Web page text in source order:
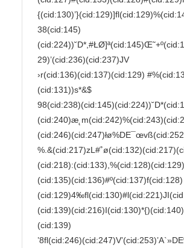
38(cid:145)
29)’(cid:236)(cid:237)JV
›r(cid:136)(cid:137)(cid:129)
(cid:131))s*&$
(cid:135)(cid:136)#º(cid:137)f(cid:128)
(cid:139)